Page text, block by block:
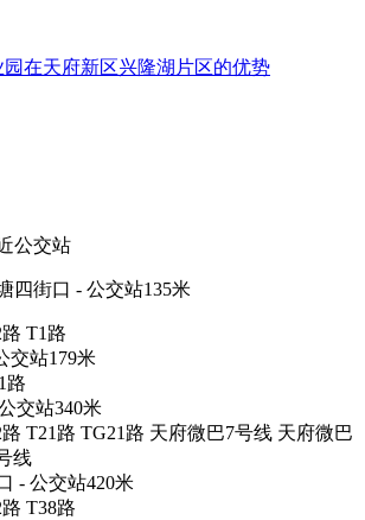
在天府新区兴隆湖片区的优势
公交站
四街口 - 公交站135米
T1路
交站179米
路
交站340米
T21路 TG21路 天府微巴7号线 天府微巴
线
- 公交站420米
T38路